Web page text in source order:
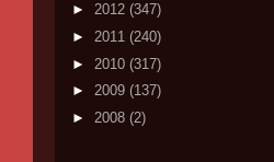
► 2012 (347)
► 2011 (240)
► 2010 (317)
► 2009 (137)
► 2008 (2)